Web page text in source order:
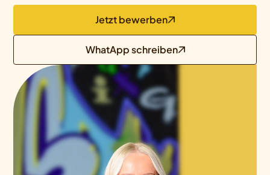
Jetzt bewerben
WhatApp schreiben